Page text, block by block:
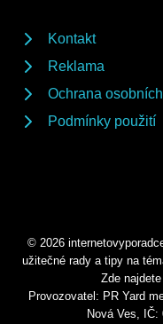
Kontakt
Reklama
Ochrana
Podmínky použití
© 2026
užitečné rady a tipy na
Zde
Provozovatel: PR Yard
Nová Ves, IČ: